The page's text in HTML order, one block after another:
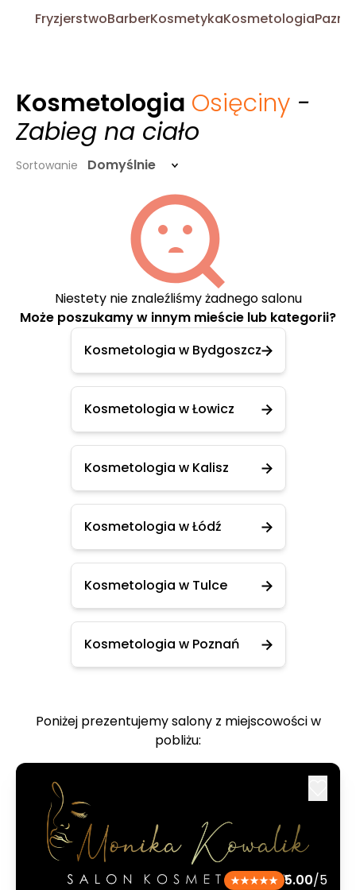
FryzjerstwoBarberKosmetykaKosmetologia
Kosmetologia Osięciny -
Zabieg na ciało
Sortowanie Domyślnie
Niestety nie znaleźliśmy żadnego salonu
Może poszukamy w innym mieście lub kategorii?
Kosmetologia w Bydgoszcz
Kosmetologia w Łowicz
Kosmetologia w Kalisz
Kosmetologia w Łódź
Kosmetologia w Tulce
Kosmetologia w Poznań
Poniżej prezentujemy salony z miejscowości w
pobliżu:
5.00/5